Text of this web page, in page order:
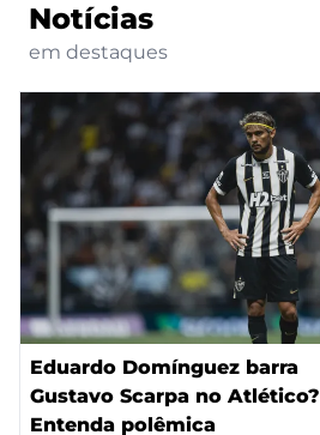
Notícias
em destaques
Eduardo Domínguez barra
Gustavo Scarpa no Atlético?
Entenda polêmica